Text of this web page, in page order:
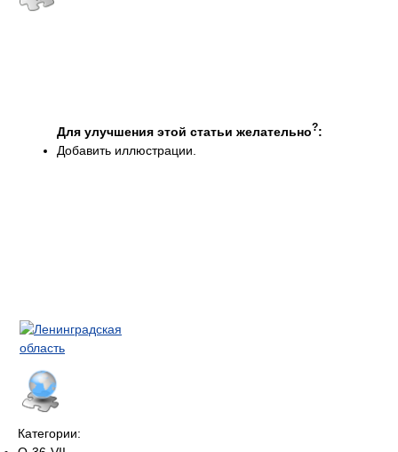
Для улучшения этой статьи желательно?:
Добавить иллюстрации.
Категории: